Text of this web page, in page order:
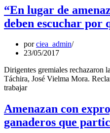
“En lugar de
deben escuchar por
porciea_admin
23/05/2017
Dirigentes gremiales rechazaron
Táchira, José Vielma Mora.
trabajar
Amenazan con
ganaderos que